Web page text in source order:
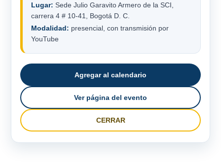
Lugar: Sede Julio Garavito Armero de la SCI,
carrera 4 # 10-41, Bogotá D. C.
Modalidad: presencial, con transmisión por
YouTube
Agregar al calendario
Ver página del evento
CERRAR